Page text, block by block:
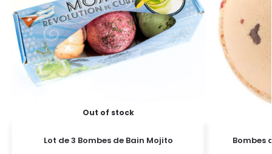
Out of stock
Lot de 3 Bombes de Bain Mojito
Bombes